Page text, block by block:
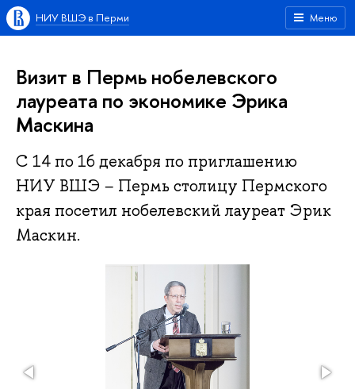
Меню
НИУ ВШЭ в Перми
Визит в Пермь нобелевского
лауреата по экономике Эрика
Маскина
С 14 по 16 декабря по приглашению
НИУ ВШЭ − Пермь столицу Пермского
края посетил нобелевский лауреат Эрик
Маскин.